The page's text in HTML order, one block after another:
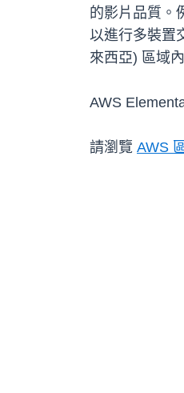
的影片品質。
以進行多裝置
來西亞) 區域內
AWS
請瀏覽 AWS